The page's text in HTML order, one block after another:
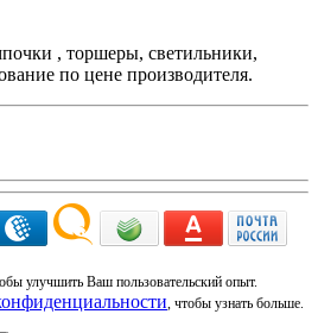
, торшеры, светильники,
по цене производителя.
улучшить Ваш пользовательский опыт.
, чтобы узнать больше.